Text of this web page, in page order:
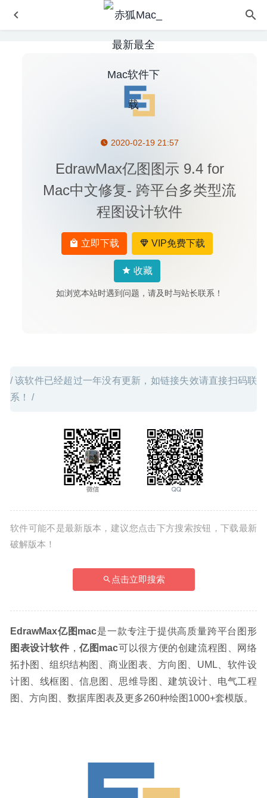
2020-02-19 21:57
EdrawMax亿图图示 9.4 for
Mac中文修复- 跨平台多类型流
程图设计软件
立即下载 VIP免费下载
收藏
如浏览本站时遇到问题，请及时与站长联系！
/ 该软件已经超过一年没有更新，如链接失效请直接扫码联
系！ /
软件可能不是最新版本，建议您点击下方搜索按钮，下载最新
破解版本！
点击立即搜索
EdrawMax亿图mac是一款专注于提供高质量跨平台图形
图表设计软件 ，亿图mac可以很方便的创建流程图、网络
拓扑图、组织结构图、商业图表、方向图、UML、软件设
计图、线框图、信息图、思维导图、建筑设计、电气工程
图、方向图、数据库图表及更多260种绘图1000+套模版。
Movavi Academic 2020 20.0.0 for Mac中文版-教学课程录
Magic Battery 9.5.4 中文版 – 蓝牙设备电池电量显示工具
2026-07-24
SecureCRT 8.7.0 for Mac- SSH/Telnet终端模拟器
Terminus 1.0.120 免费版-支持SSH的mac终端模拟器
PullTube 1.4.4 中文版-非常好用的高颜值Youtube视频下载
2020-05-25